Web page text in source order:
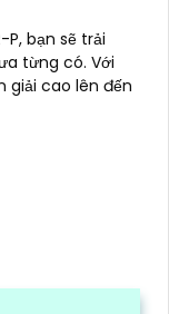
P, bạn sẽ trải
có. Với
giải cao lên đến